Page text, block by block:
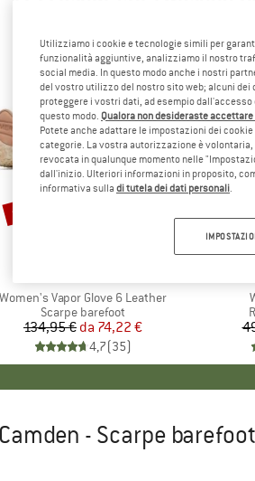
Articolo
Women's Vapor Glove 6 Leather
Gruppo di prodotti
Scarpe barefoot
Prezzo
134,95 € Prezzo ridotto
da 74,22 €
4,7(35)
Sconto
fino al 45% fino
- Scarpe barefoot
Utilizziamo i cookie e tecnologie simili per
funzionalità aggiuntive, analizziamo il nostro
social media. In questo modo anche i nostri
del vostro utilizzo del nostro sito web; alcuni
proteggere i vostri dati, ad esempio
questo modo. Qualora non desideraste
Potete anche adattare le impostazioni dei
categorie. La vostra autorizzazione è
revocata in qualunque momento nelle
dall'inizio. Ulteriori informazioni in proposito,
informativa sulla di tutela dei dati personali.